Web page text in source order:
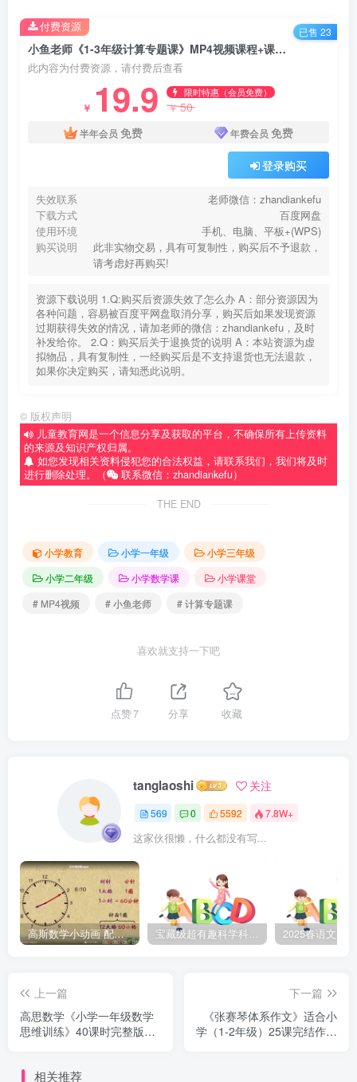
小鱼老师《1-3年级计算专题课》MP4视频课程+课件讲义文档16课完结百度网盘下载
此内容为付费资源，请付费后查看
￥ 19.9 限时特惠（会员免费）
￥50
半年会员 免费 年费会员 免费
登录购买
失效联系
老师微信：zhandiankefu
下载方式
百度网盘
使用环境
手机、电脑、平板+(WPS)
购买说明
此非实物交易，具有可复制性，购买后不予退款，
请考虑好再购买!
资源下载说明 1.Q:购买后资源失效了怎么办 A：部分资源因为
各种问题，容易被百度平网盘取消分享，购买后如果发现资源
过期获得失效的情况，请加老师的微信：zhandiankefu，及时
补发给你。 2.Q：购买后关于退换货的说明 A：本站资源为虚
拟物品，具有复制性，一经购买后是不支持退货也无法退款，
如果你决定购买，请知悉此说明。
付费资源 已售 23
© 版权声明
儿童教育网是一个信息分享及获取的平台，不确保所有上传资料
的来源及知识产权归属。
如您发现相关资料侵犯您的合法权益，请联系我们，我们将及时
进行删除处理。（
联系微信：zhandiankefu）
THE END
小学教育 小学一年级
小学三年级
小学二年级
小学数学课
小学课堂
# MP4视频
# 小鱼老师 # 计算专题课
喜欢就支持一下吧
点赞7 分享 收藏
tanglaoshi 关注
569 0 5592 7.8W+
这家伙很懒，什么都没有写...
高斯数学小动画 配套小学1-6年级数学 课堂知识点动画教学视频MP4 百度网盘下载 宝藏级超有趣科学科普动画《土豆逗严肃科普》第二季 百度网盘下载
上一篇
高思数学《小学一年级数学
思维训练》40课时完整版
下一篇
《张赛琴体系作文》适合小
学（1-2年级）25课完结作文
相关推荐